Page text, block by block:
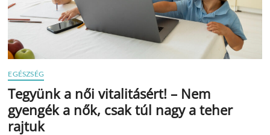
EGÉSZSÉG
Tegyünk a női vitalitásért! – Nem
gyengék a nők, csak túl nagy a teher
rajtuk